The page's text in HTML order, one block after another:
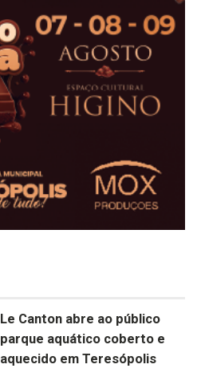
Le Canton abre ao público
parque aquático coberto e
aquecido em Teresópolis